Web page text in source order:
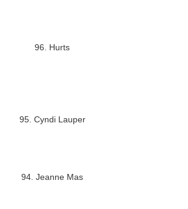
96. Hurts
95. Cyndi Lauper
94. Jeanne Mas